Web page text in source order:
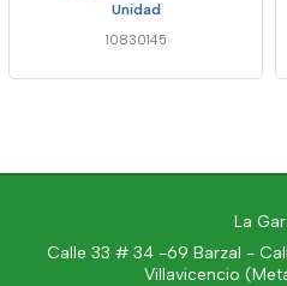
Unidad
10830145
La
Calle 33 # 34 -69 Barzal -
Villavicencio